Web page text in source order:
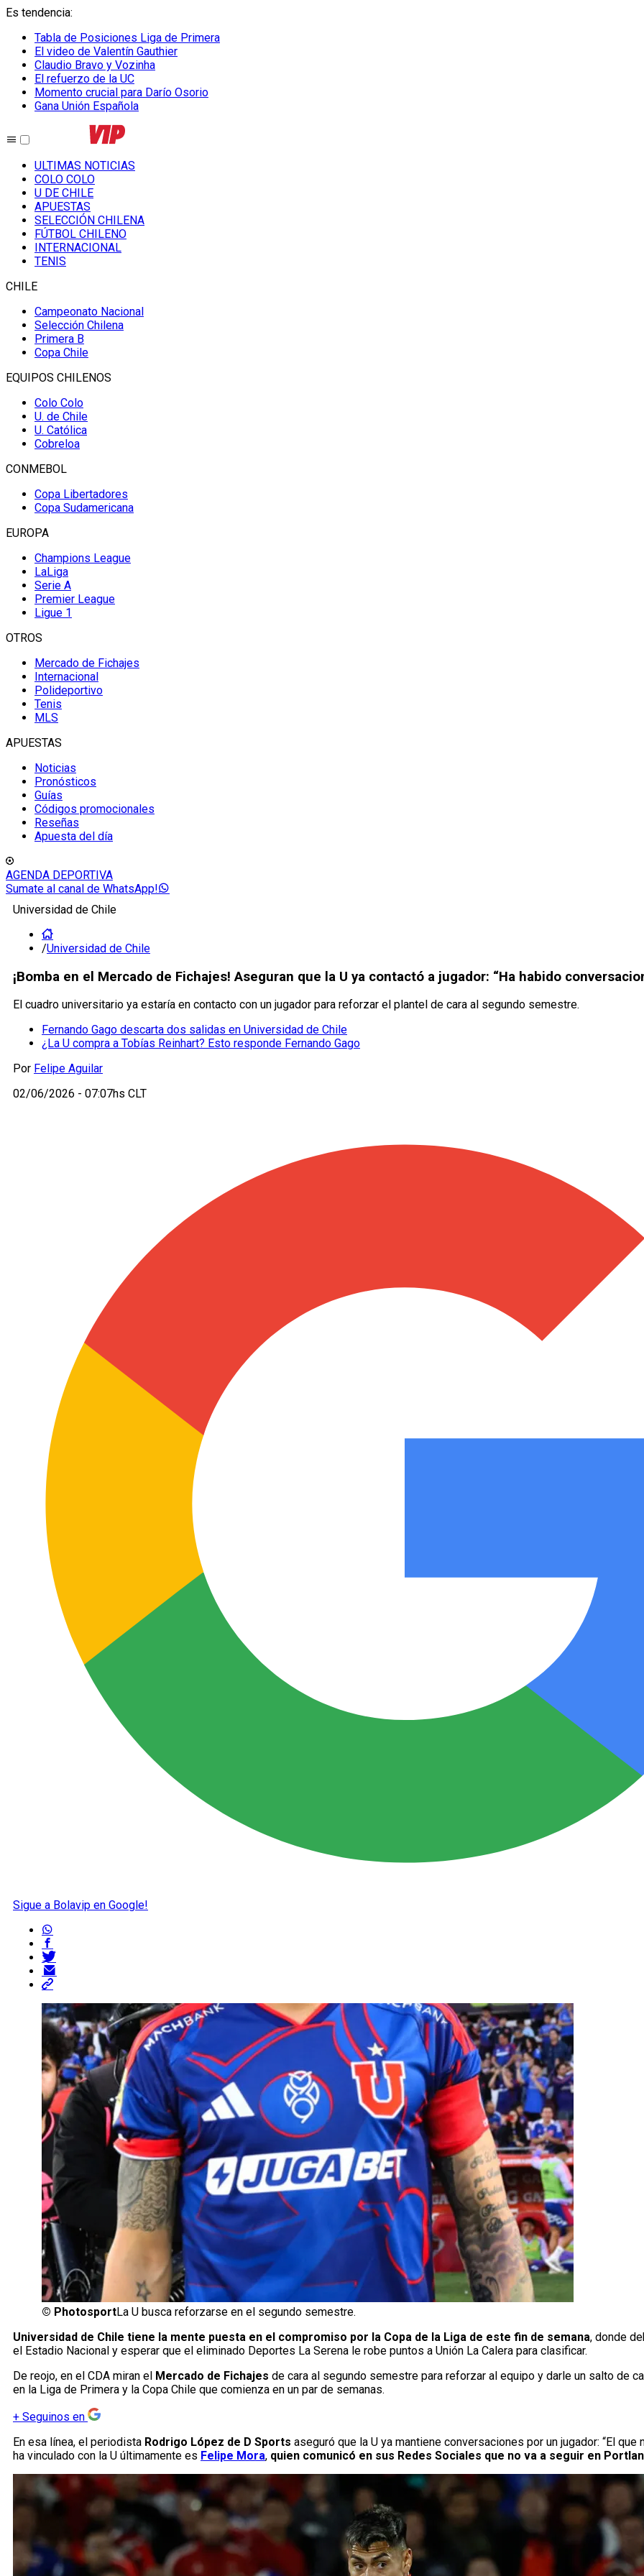
Es tendencia:
Tabla de Posiciones Liga de Primera
El video de Valentín Gauthier
Claudio Bravo y Vozinha
El refuerzo de la UC
Momento crucial para Darío Osorio
Gana Unión Española
ULTIMAS NOTICIAS
COLO COLO
U DE CHILE
APUESTAS
SELECCIÓN CHILENA
FÚTBOL CHILENO
INTERNACIONAL
TENIS
CHILE
Campeonato Nacional
Selección Chilena
Primera B
Copa Chile
EQUIPOS CHILENOS
Colo Colo
U. de Chile
U. Católica
Cobreloa
CONMEBOL
Copa Libertadores
Copa Sudamericana
EUROPA
Champions League
LaLiga
Serie A
Premier League
Ligue 1
OTROS
Mercado de Fichajes
Internacional
Polideportivo
Tenis
MLS
APUESTAS
Noticias
Pronósticos
Guías
Códigos promocionales
Reseñas
Apuesta del día
AGENDA DEPORTIVA
Sumate al canal de WhatsApp!
Universidad de Chile
/Universidad de Chile
¡Bomba en el Mercado de Fichajes! Aseguran que la U ya contactó a jugador: “Ha habido
El cuadro universitario ya estaría en contacto con un jugador para reforzar el plantel de cara al segundo semestre.
Fernando Gago descarta dos salidas en Universidad de Chile
¿La U compra a Tobías Reinhart? Esto responde Fernando Gago
Por Felipe Aguilar
02/06/2026 - 07:07hs CLT
Sigue a Bolavip en Google!
© PhotosportLa U busca reforzarse en el segundo semestre.
Universidad de Chile tiene la mente puesta en el compromiso por la Copa de la Liga de este fin de semana, donde
el Estadio Nacional y esperar que el eliminado Deportes La Serena le robe puntos a Unión La Calera para clasificar.
De reojo, en el CDA miran el Mercado de Fichajes de cara al segundo semestre para reforzar al equipo y darle un salto de
en la Liga de Primera y la Copa Chile que comienza en un par de semanas.
+ Seguinos en
En esa línea, el periodista Rodrigo López de D Sports aseguró que la U ya mantiene conversaciones por un jugador: “El
ha vinculado con la U últimamente es Felipe Mora, quien comunicó en sus Redes Sociales que no va a seguir en